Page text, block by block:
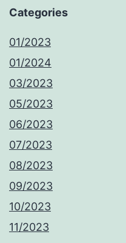
Categories
01/2023
01/2024
03/2023
05/2023
06/2023
07/2023
08/2023
09/2023
10/2023
11/2023